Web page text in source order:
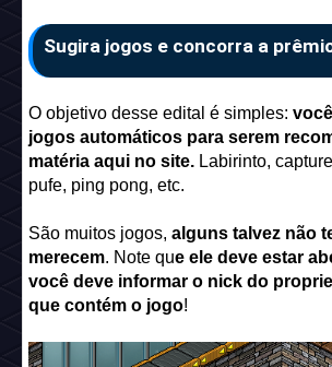
Sugira jogos e concorra a
O objetivo desse edital é simples:
jogos automáticos para serem
matéria aqui no site.Labirinto,
pufe, ping pong, etc.
São muitos jogos, alguns talvez não
merecem. Note que ele deve estar
você deve informar o nick do
que contém o jogo!